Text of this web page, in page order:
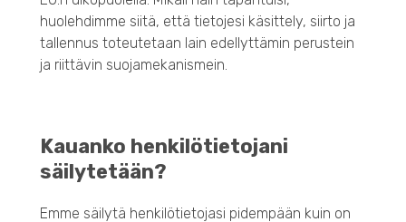
huolehdimme siitä, että tietojesi käsittely, siirto ja
tallennus toteutetaan lain edellyttämin perustein
ja riittävin suojamekanismein.
Kauanko henkilötietojani
säilytetään?
Emme säilytä henkilötietojasi pidempään kuin on